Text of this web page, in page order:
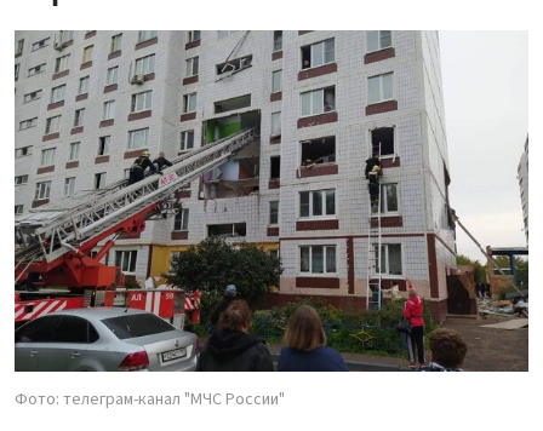
Фото: телеграм-канал "МЧС России"